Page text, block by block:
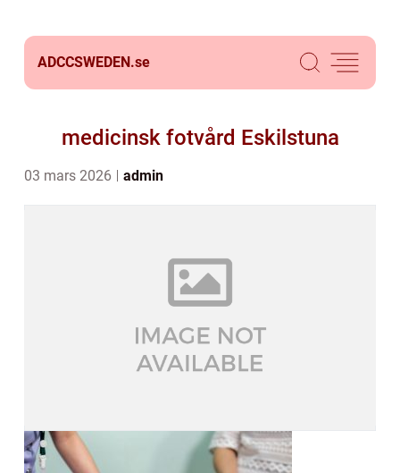
ADCCSWEDEN.se
medicinsk fotvård Eskilstuna
03 mars 2026 admin